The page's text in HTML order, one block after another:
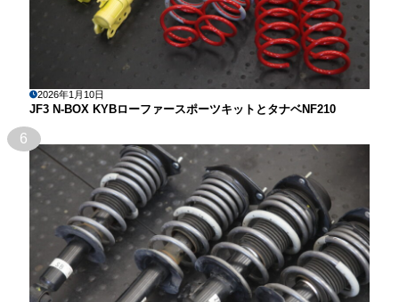
2026年1月10日
JF3 N-BOX KYBローファースポーツキットとタナベNF210
6